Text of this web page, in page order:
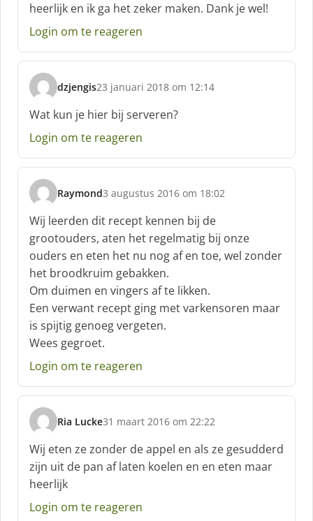
heerlijk en ik ga het zeker maken. Dank je wel!
Login om te reageren
dzjengis
s
c
h
r
e
f
:
23 januari 2018 om 12:14
Wat kun je hier bij serveren?
Login om te reageren
Raymond
s
c
h
r
e
e
f
:
3 augustus 2016 om 18:02
Wij leerden dit recept kennen bij de
grootouders, aten het regelmatig bij onze
ouders en eten het nu nog af en toe, wel zonder
het broodkruim gebakken.
Om duimen en vingers af te likken.
Een verwant recept ging met varkensoren maar
is spijtig genoeg vergeten.
Wees gegroet.
Login om te reageren
Ria Lucke
s
c
h
r
e
e
31 maart 2016 om 22:22
Wij eten ze zonder de appel en als ze gesudderd
zijn uit de pan af laten koelen en en eten maar
heerlijk
Login om te reageren